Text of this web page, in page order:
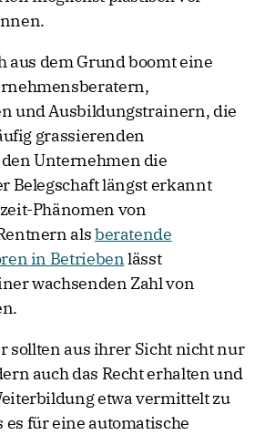
aus dem Grund boomt eine
und Ausbildungstrainern, die
grassierenden
Unternehmen die
Belegschaft längst erkannt
Phänomen von
alsberatende
in Betriebenlässt
wachsenden Zahl von
sollten aus ihrer Sicht nicht nur
auch das Recht erhalten und
etwa vermittelt zu
es für eine automatische